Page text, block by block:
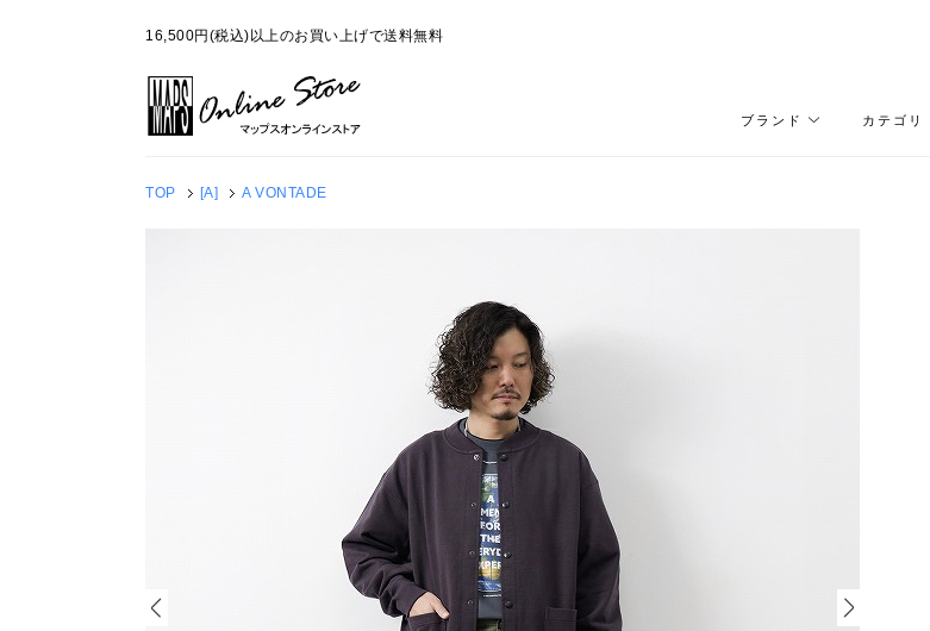
16,500円(税込)以上のお買い上げで送料無料
ブランド カテゴリ
TOP [A] A VONTADE